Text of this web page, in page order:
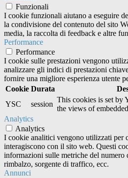
Funzionali
I cookie funzionali aiutano a eseguire
la condivisione del contenuto del sito
media, la raccolta di feedback e altre
Performance
Performance
I cookie sulle prestazioni vengono
analizzare gli indici di prestazioni
fornire una migliore esperienza utente
Cookie Durata
YSC
session
This cookies is set by
the views of
Analytics
Analytics
I cookie analitici vengono utilizzati per
interagiscono con il sito web. Questi
informazioni sulle metriche del numero
rimbalzo, sorgente di traffico, ecc.
Annunci